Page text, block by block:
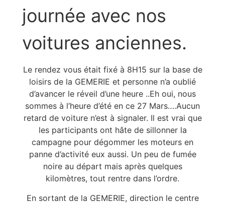
journée avec nos
voitures anciennes.
Le rendez vous était fixé à 8H15 sur la base de
loisirs de la GEMERIE et personne n’a oublié
d’avancer le réveil d’une heure ..Eh oui, nous
sommes à l’heure d’été en ce 27 Mars….Aucun
retard de voiture n’est à signaler. Il est vrai que
les participants ont hâte de sillonner la
campagne pour dégommer les moteurs en
panne d’activité eux aussi. Un peu de fumée
noire au départ mais après quelques
kilomètres, tout rentre dans l’ordre.
En sortant de la GEMERIE, direction le centre